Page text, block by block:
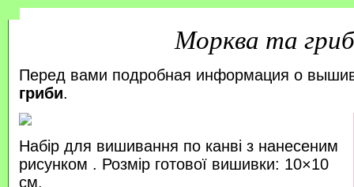
Морква та
Перед вами подробная информация о
гриби.
Набір для вишивання по канві з нанесеним
рисунком . Розмір готової вишивки: 10×10
см.